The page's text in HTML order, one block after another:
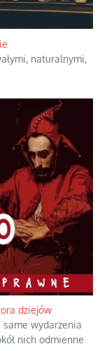
naturalnymi,
dziejów
same wydarzenia
nich odmienne